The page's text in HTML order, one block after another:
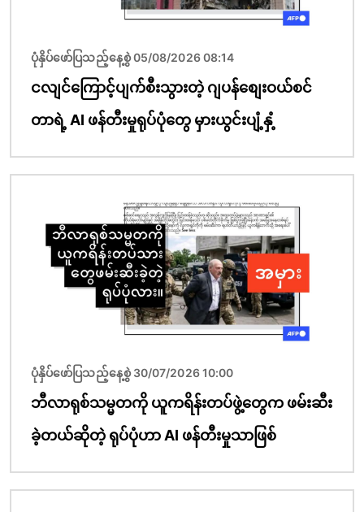
ပုံနှိပ်ဖော်ပြသည့်နေ့စွဲ 05/08/2026 08:14
ငလျင်ကြောင့်ပျက်စီးသွားတဲ့ ဂျပန်စျေးဝယ်စင်
တာရဲ့ AI ဖန်တီးမှုရုပ်ပုံတွေ မှားယွင်းပျံ့နှံ့
ပုံနှိပ်ဖော်ပြသည့်နေ့စွဲ 30/07/2026 10:00
ဘီလာရုစ်သမ္မတကို ယူကရိန်းတပ်ဖွဲ့တွေက ဖမ်းဆီး
ခဲ့တယ်ဆိုတဲ့ ရုပ်ပုံဟာ AI ဖန်တီးမှုသာဖြစ်